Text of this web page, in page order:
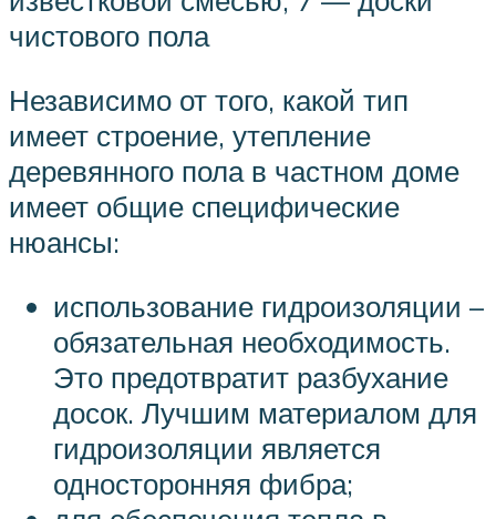
чистового пола
Независимо от того, какой тип
имеет строение, утепление
деревянного пола в частном доме
имеет общие специфические
нюансы:
использование гидроизоляции –
обязательная необходимость.
Это предотвратит разбухание
досок. Лучшим материалом для
гидроизоляции является
односторонняя фибра;